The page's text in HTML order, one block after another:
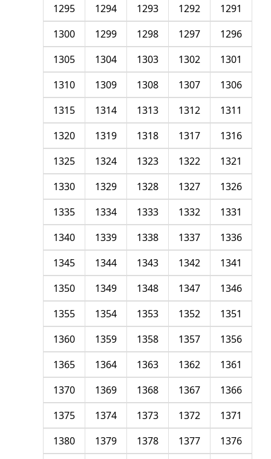
1291
1292
1293
1294
1295
1296
1297
1298
1299
1300
1301
1302
1303
1304
1305
1306
1307
1308
1309
1310
1311
1312
1313
1314
1315
1316
1317
1318
1319
1320
1321
1322
1323
1324
1325
1326
1327
1328
1329
1330
1331
1332
1333
1334
1335
1336
1337
1338
1339
1340
1341
1342
1343
1344
1345
1346
1347
1348
1349
1350
1351
1352
1353
1354
1355
1356
1357
1358
1359
1360
1361
1362
1363
1364
1365
1366
1367
1368
1369
1370
1371
1372
1373
1374
1375
1376
1377
1378
1379
1380